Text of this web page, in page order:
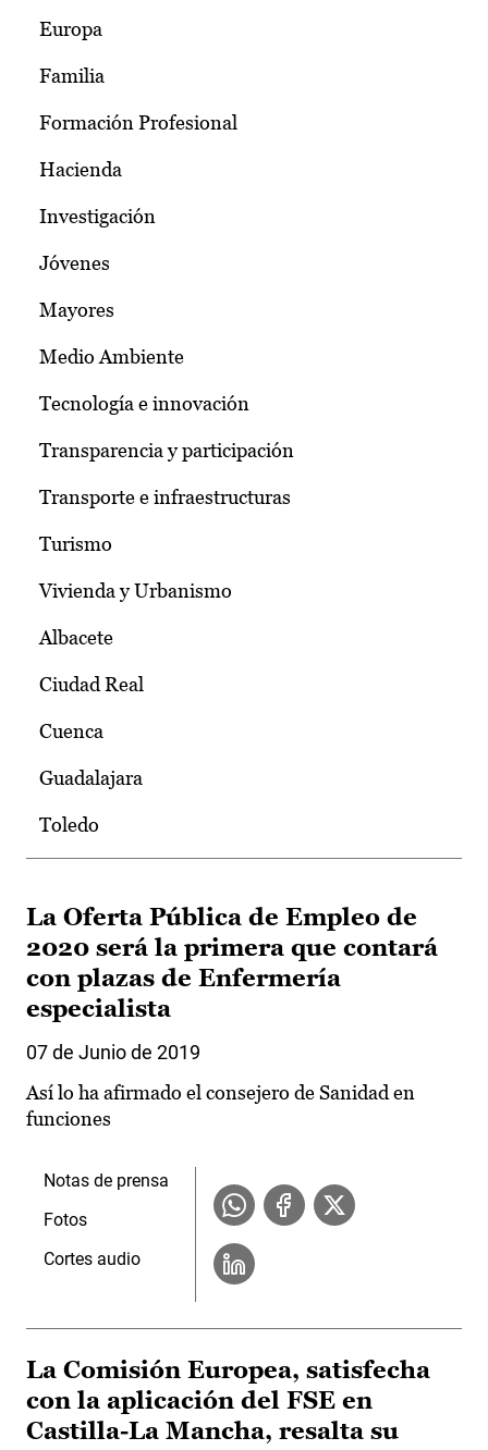
Europa
Familia
Formación Profesional
Hacienda
Investigación
Jóvenes
Mayores
Medio Ambiente
Tecnología e innovación
Transparencia y participación
Transporte e infraestructuras
Turismo
Vivienda y Urbanismo
Albacete
Ciudad Real
Cuenca
Guadalajara
Toledo
La Oferta Pública de Empleo de
2020 será la primera que contará
con plazas de Enfermería
especialista
07 de Junio de 2019
Así lo ha afirmado el consejero de Sanidad en
funciones
Notas de prensa
Fotos
Cortes audio
La Comisión Europea, satisfecha
con la aplicación del FSE en
Castilla-La Mancha, resalta su